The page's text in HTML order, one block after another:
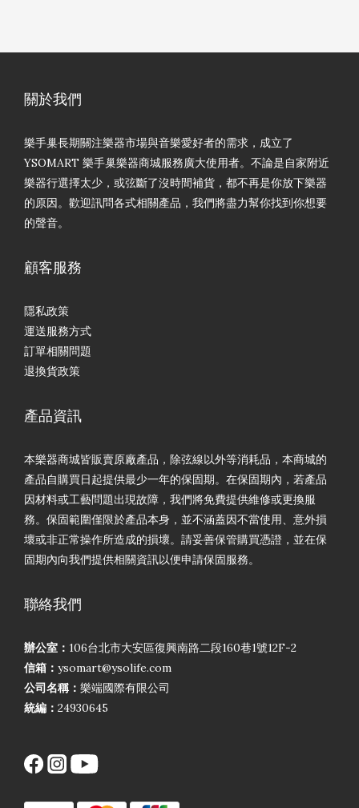
關於我們
樂手巢長期關注樂器市場與音樂愛好者的需求，成立了
YSOMART 樂手巢樂器商城服務廣大使用者。不論是自家附近
樂器行選擇太少，或弦斷了沒時間補貨，都不再是你放下樂器
的原因。歡迎訊問各式相關產品，我們將盡力幫你找到你想要
的聲音。
顧客服務
隱私政策
運送服務方式
訂單相關問題
退換貨政策
產品資訊
本樂器商城皆販賣原廠產品，除弦線以外等消耗品，本商城的
產品自購買日起提供最少一年的保固期。在保固期內，若產品
因材料或工藝問題出現故障，我們將免費提供維修或更換服
務。保固範圍僅限於產品本身，並不涵蓋因不當使用、意外損
壞或非正常操作所造成的損壞。請妥善保管購買憑證，並在保
固期內向我們提供相關資訊以便申請保固服務。
聯絡我們
辦公室： 106台北市大安區復興南路二段160巷1號12F-2
信箱： ysomart@ysolife.com
公司名稱： 樂端國際有限公司
統編： 24930645